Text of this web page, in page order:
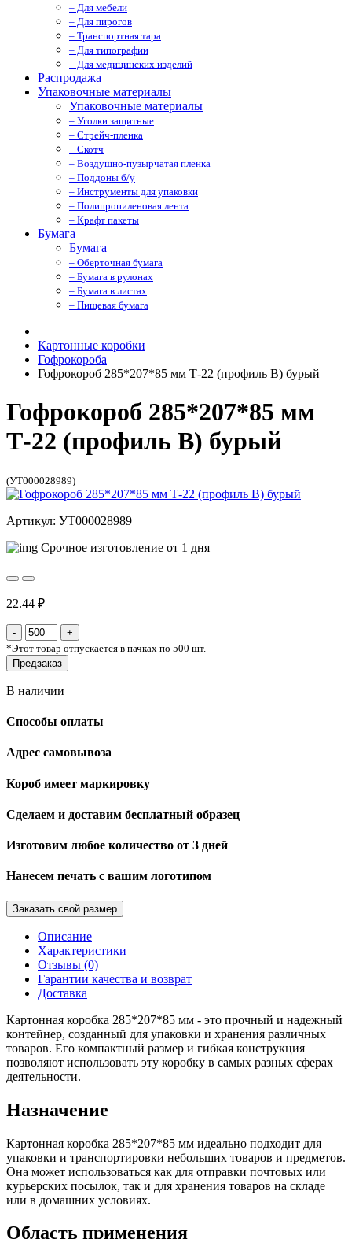
– Для мебели
– Для пирогов
– Транспортная тара
– Для типографии
– Для медицинских изделий
Распродажа
Упаковочные материалы
Упаковочные материалы
– Уголки защитные
– Стрейч-пленка
– Скотч
– Воздушно-пузырчатая пленка
– Поддоны б/у
– Инструменты для упаковки
– Полипропиленовая лента
– Крафт пакеты
Бумага
Бумага
– Оберточная бумага
– Бумага в рулонах
– Бумага в листах
– Пищевая бумага
Картонные коробки
Гофрокороба
Гофрокороб 285*207*85 мм Т-22 (профиль B) бурый
Гофрокороб 285*207*85 мм
Т-22 (профиль B) бурый
(УТ000028989)
Артикул: УТ000028989
Срочное изготовление от 1 дня
22.44 ₽
*Этот товар отпускается в пачках по 500 шт.
Предзаказ
В наличии
Способы оплаты
Адрес самовывоза
Короб имеет маркировку
Сделаем и доставим бесплатный образец
Изготовим любое количество от 3 дней
Нанесем печать с вашим логотипом
Заказать свой размер
Описание
Характеристики
Отзывы (0)
Гарантии качества и возврат
Доставка
Картонная коробка 285*207*85 мм - это прочный и надежный
контейнер, созданный для упаковки и хранения различных
товаров. Его компактный размер и гибкая конструкция
позволяют использовать эту коробку в самых разных сферах
деятельности.
Назначение
Картонная коробка 285*207*85 мм идеально подходит для
упаковки и транспортировки небольших товаров и предметов.
Она может использоваться как для отправки почтовых или
курьерских посылок, так и для хранения товаров на складе
или в домашних условиях.
Область применения